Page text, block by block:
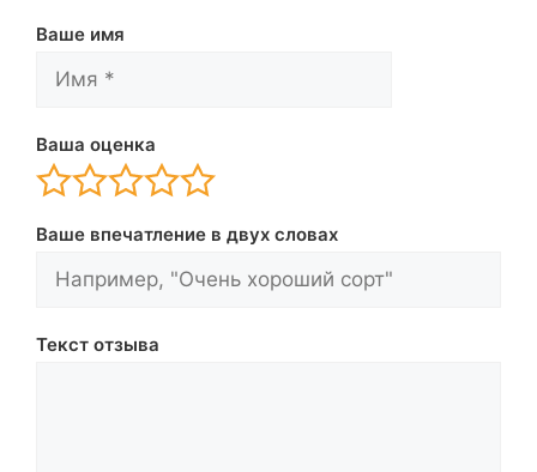
Ваше имя
Ваша оценка
Ваше впечатление в двух словах
Текст отзыва